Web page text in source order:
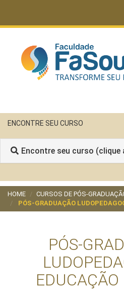
ENCONTRE SEU CURSO
Encontre seu curso (clique
HOME CURSOS DE PÓS-
PÓS-GRADUAÇÃO
PÓS-